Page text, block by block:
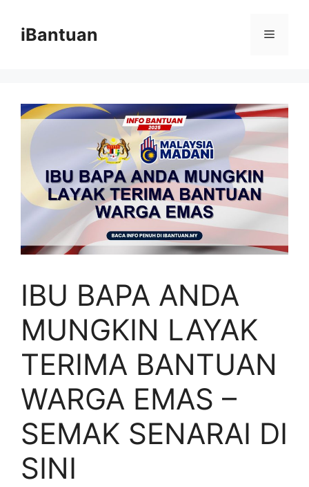
contentiBantuan Menu
IBU BAPA ANDA
MUNGKIN LAYAK
TERIMA BANTUAN
WARGA EMAS –
SEMAK SENARAI DI
SINI